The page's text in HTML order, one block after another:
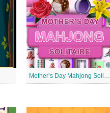
Mother’s Day Mahjong Solitaire